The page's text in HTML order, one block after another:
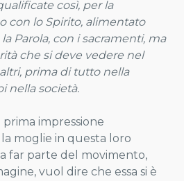
così, per la
con lo Spirito, alimentato
Parola, con i sacramenti, ma
che si deve vedere nel
prima di tutto nella
nella società.
impressione
moglie in questa loro
far parte del movimento,
vuol dire che essa si è